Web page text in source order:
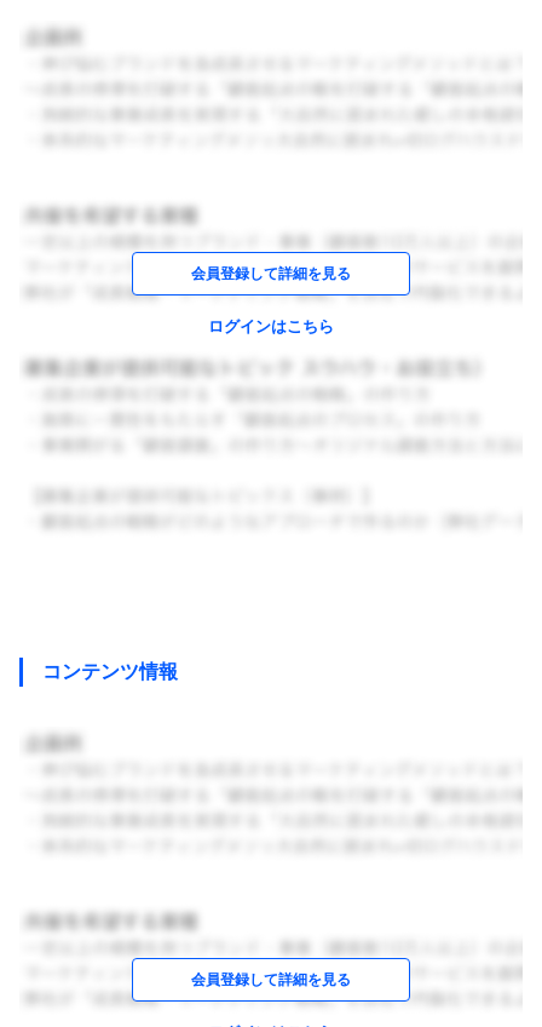
会員登録して詳細を見る
ログインはこちら
コンテンツ情報
会員登録して詳細を見る